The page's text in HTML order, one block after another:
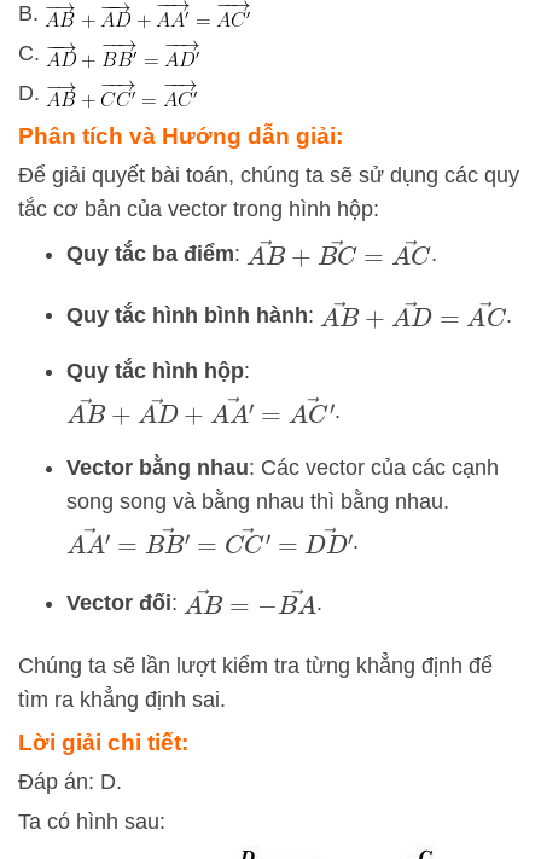
B.
C.
D.
Phân tích và Hướng dẫn giải:
Để giải quyết bài toán, chúng ta sẽ sử dụng các quy
tắc cơ bản của vector trong hình hộp:
Quy tắc ba điểm: AB→+BC → =AC
.
Quy tắc hình bình hành: AB→+AD → =AC
.
Quy tắc hình hộp:
AB→+AD → +AA ′→ =AC
.
Vector bằng nhau: Các vector của các cạnh
song song và bằng nhau thì bằng nhau.
AA′→= BB′ → =CC → =DD.
Vector đối: AB→=− BA→
.
Chúng ta sẽ lần lượt kiểm tra từng khẳng định để
tìm ra khẳng định sai.
Lời giải chi tiết:
Đáp án: D.
Ta có hình sau: